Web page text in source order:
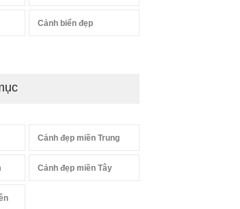
Cảnh biển đẹp
Cảnh đẹp miền Trung
Cảnh đẹp miền Tây